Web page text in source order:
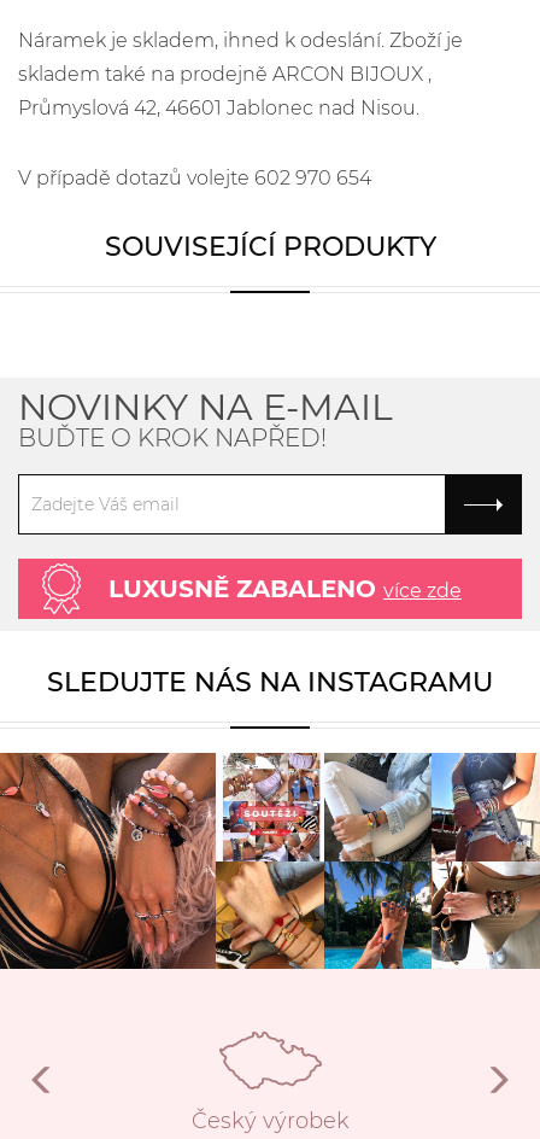
Náramek je skladem, ihned k odeslání. Zboží je
skladem také na prodejně ARCON BIJOUX ,
Průmyslová 42, 46601 Jablonec nad Nisou.
V případě dotazů volejte 602 970 654
SOUVISEJÍCÍ PRODUKTY
NOVINKY NA E-MAIL
BUĎTE O KROK NAPŘED!
LUXUSNĚ ZABALENO více zde
SLEDUJTE NÁS NA INSTAGRAMU
Český výrobek